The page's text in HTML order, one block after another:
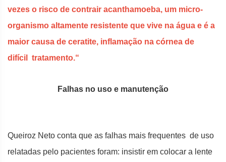
vezes o risco de contrair acanthamoeba, um micro-
organismo altamente resistente que vive na água e é a
maior causa de ceratite, inflamação na córnea de
difícil tratamento.“
Falhas no uso e manutenção
Queiroz Neto conta que as falhas mais frequentes de uso
relatadas pelo pacientes foram: insistir em colocar a lente